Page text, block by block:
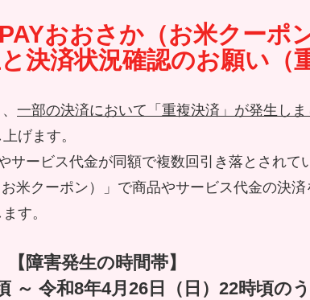
おおさか （お米クーポ
決済状況確認のお願い（
一部の決済において「重複決済」が発生しま
げます。
サービス代金が同額で複数回引き落とされて
米クーポン）」で商品やサービス代金の決
す。
【障害発生の時間帯】
～ 令和8年4月26日（日）22時頃の